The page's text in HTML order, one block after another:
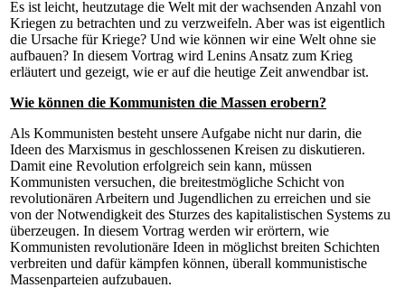
Es ist leicht, heutzutage die Welt mit der wachsenden Anzahl von
Kriegen zu betrachten und zu verzweifeln. Aber was ist eigentlich
die Ursache für Kriege? Und wie können wir eine Welt ohne sie
aufbauen? In diesem Vortrag wird Lenins Ansatz zum Krieg
erläutert und gezeigt, wie er auf die heutige Zeit anwendbar ist.
Wie können die Kommunisten die Massen erobern?
Als Kommunisten besteht unsere Aufgabe nicht nur darin, die
Ideen des Marxismus in geschlossenen Kreisen zu diskutieren.
Damit eine Revolution erfolgreich sein kann, müssen
Kommunisten versuchen, die breitestmögliche Schicht von
revolutionären Arbeitern und Jugendlichen zu erreichen und sie
von der Notwendigkeit des Sturzes des kapitalistischen Systems zu
überzeugen. In diesem Vortrag werden wir erörtern, wie
Kommunisten revolutionäre Ideen in möglichst breiten Schichten
verbreiten und dafür kämpfen können, überall kommunistische
Massenparteien aufzubauen.